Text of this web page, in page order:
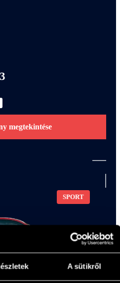
A sütikről
megtekintése
SPORT